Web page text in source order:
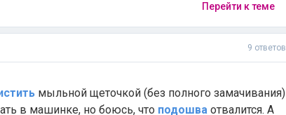
Перейти к теме
9 ответов
мыльной щеточкой (без полного замачивания)
в машинке, но боюсь, что подошва отвалится. А